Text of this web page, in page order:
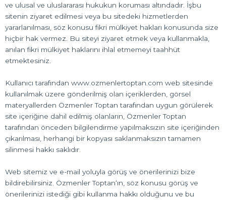
ve ulusal ve uluslararası hukukun koruması altındadır. İşbu
sitenin ziyaret edilmesi veya bu sitedeki hizmetlerden
yararlanılması, söz konusu fikri mülkiyet hakları konusunda size
hiçbir hak vermez. Bu siteyi ziyaret etmek veya kullanmakla,
anılan fikri mülkiyet haklarını ihlal etmemeyi taahhüt
etmektesiniz.
Kullanıcı tarafından www.ozmenlertoptan.com web sitesinde
kullanılmak üzere gönderilmiş olan içeriklerden, görsel
materyallerden Özmenler Toptan tarafından uygun görülerek
site içeriğine dahil edilmiş olanların, Özmenler Toptan
tarafından önceden bilgilendirme yapılmaksızın site içeriğinden
çıkarılması, herhangi bir kopyası saklanmaksızın tamamen
silinmesi hakkı saklıdır.
Web sitemiz ve e-mail yoluyla görüş ve önerilerinizi bize
bildirebilirsiniz. Özmenler Toptan‘ın, söz konusu görüş ve
önerilerinizi istediği gibi kullanma hakkı olduğunu ve bu